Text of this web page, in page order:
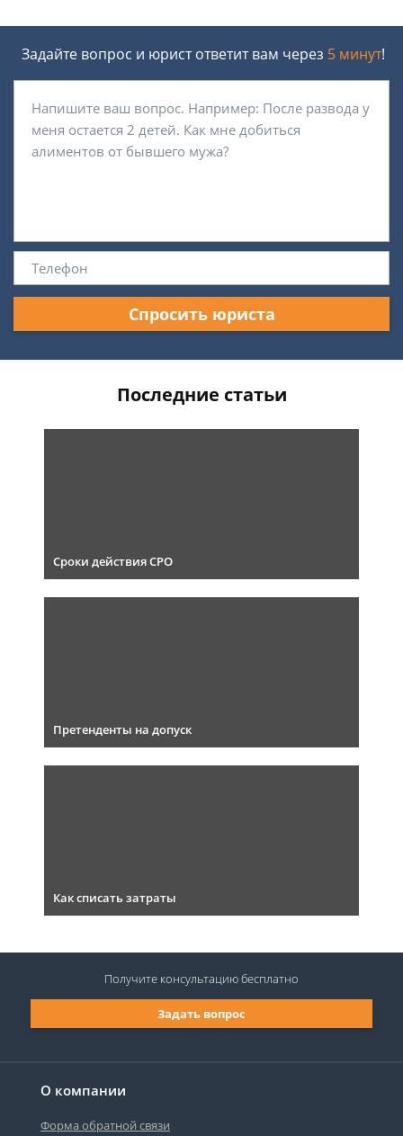
Задайте вопрос и юрист ответит вам через 5 минут!
Спросить юриста
Последние статьи
Сроки действия СРО
Претенденты на допуск
Как списать затраты
О компании
Форма обратной связи
Задать вопрос
Получите консультациюбесплатно